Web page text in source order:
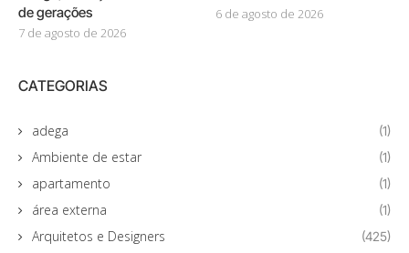
de gerações
7 de agosto de 2026
6 de agosto de 2026
CATEGORIAS
adega (1)
Ambiente de estar (1)
apartamento (1)
área externa (1)
Arquitetos e Designers (425)